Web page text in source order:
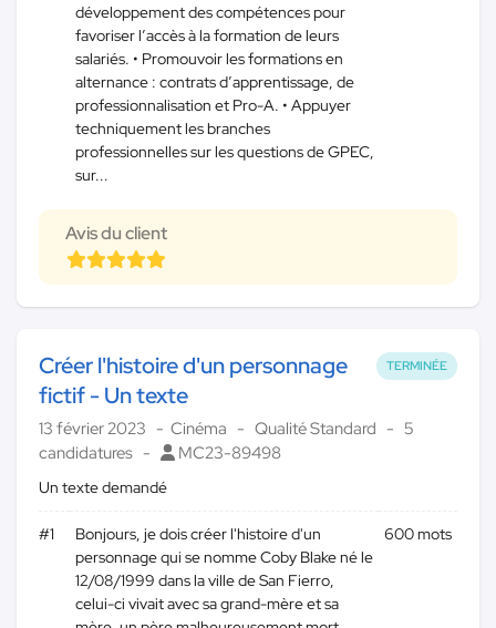
développement des compétences pour
favoriser l’accès à la formation de leurs
salariés. • Promouvoir les formations en
alternance : contrats d’apprentissage, de
professionnalisation et Pro-A. • Appuyer
techniquement les branches
professionnelles sur les questions de GPEC,
sur...
Avis du client
TERMINÉE
Créer l'histoire d'un personnage
fictif - Un texte
13 février 2023 Cinéma Qualité Standard
5
candidatures
MC23-89498
Un texte demandé
#1
Bonjours, je dois créer l'histoire d'un
personnage qui se nomme Coby Blake né le
12/08/1999 dans la ville de San Fierro,
celui-ci vivait avec sa grand-mère et sa
600 mots